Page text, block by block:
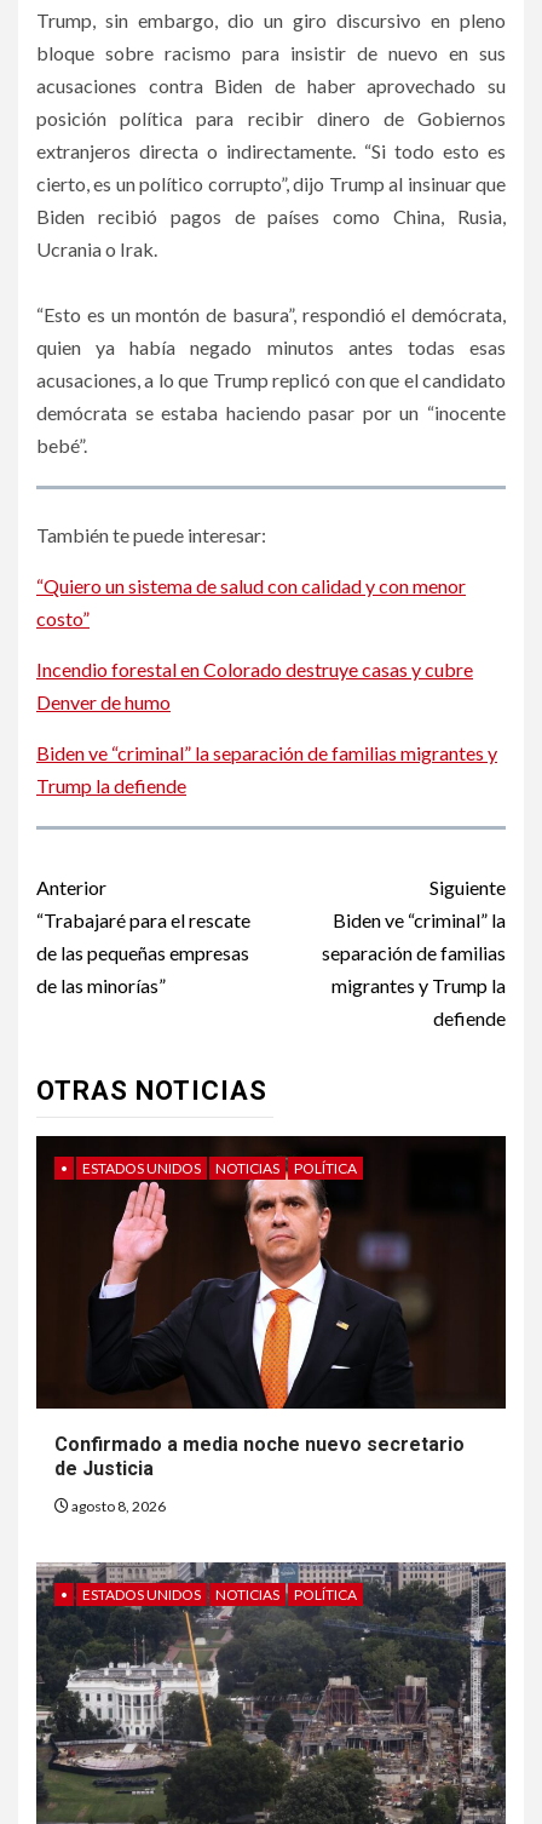
Trump, sin embargo, dio un giro discursivo en pleno
bloque sobre racismo para insistir de nuevo en sus
acusaciones contra Biden de haber aprovechado su
posición política para recibir dinero de Gobiernos
extranjeros directa o indirectamente. “Si todo esto es
cierto, es un político corrupto”, dijo Trump al insinuar que
Biden recibió pagos de países como China, Rusia,
Ucrania o Irak.
“Esto es un montón de basura”, respondió el demócrata,
quien ya había negado minutos antes todas esas
acusaciones, a lo que Trump replicó con que el candidato
demócrata se estaba haciendo pasar por un “inocente
bebé”.
También te puede interesar:
“Quiero un sistema de salud con calidad y con menor
costo”
Incendio forestal en Colorado destruye casas y cubre
Denver de humo
Biden ve “criminal” la separación de familias migrantes y
Trump la defiende
Post
navigation
Anterior
“Trabajaré para el rescate
de las pequeñas empresas
de las minorías”
Siguiente
Biden ve “criminal” la
separación de familias
migrantes y Trump la
defiende
OTRAS NOTICIAS
• ESTADOS UNIDOS NOTICIAS POLÍTICA
Confirmado a media noche nuevo secretario
de Justicia
agosto 8, 2026
• ESTADOS UNIDOS NOTICIAS POLÍTICA
6
HOGAR Y SALUD
Gas radón exige atención de
compradores e inquilinos